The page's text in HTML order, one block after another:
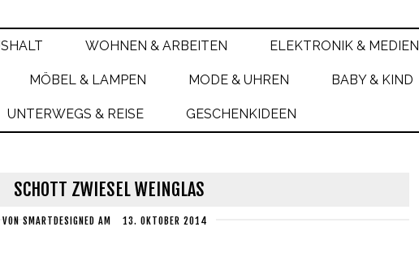
WOHNEN & ARBEITEN ELEKTRONIK & MEDIEN
MÖBEL & LAMPEN MODE & UHREN BABY & KIND
UNTERWEGS & REISE GESCHENKIDEEN
SCHOTT ZWIESEL WEINGLAS
VON SMARTDESIGNED AM 13. OKTOBER 2014